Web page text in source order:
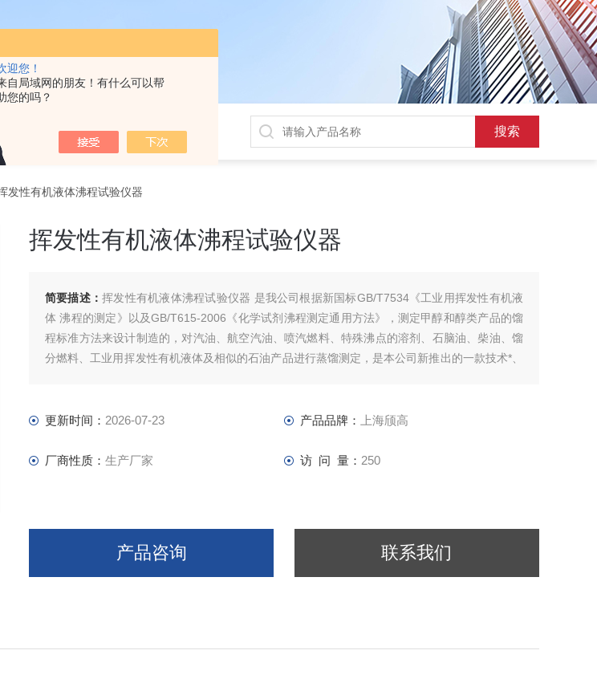
迎您！
自局域网的朋友！有什么可以帮
您的吗？
发性有机液体沸程试验仪器
挥发性有机液体沸程试验仪器
简要描述：挥发性有机液体沸程试验仪器 是我公司根据新国标GB/T7534《工业用挥发性有机液
体 沸程的测定》以及GB/T615-2006《化学试剂沸程测定通用方法》，测定甲醇和醇类产品的馏
程标准方法来设计制造的，对汽油、航空汽油、喷汽燃料、特殊沸点的溶剂、石脑油、柴油、馏
分燃料、工业用挥发性有机液体及相似的石油产品进行蒸馏测定，是本公司新推出的一款技术*、
更新时间： 2026-07-23 产品品牌： 上海颀高
厂商性质： 生产厂家 访 问 量： 250
产品咨询 联系我们